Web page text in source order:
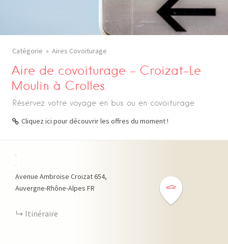
Catégorie Aires Covoiturage
Aire de covoiturage – Croizat-Le
Moulin à Crolles
Réservez votre voyage en bus ou en covoiturage
Cliquez ici pour découvrir les offres du moment !
Avenue Ambroise Croizat654
Auvergne-Rhône-Alpes FR
Itinéraire